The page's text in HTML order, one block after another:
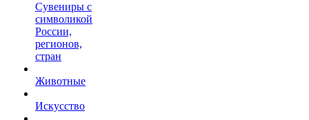
Сувениры с
символикой
России,
регионов,
стран
Животные
Искусство